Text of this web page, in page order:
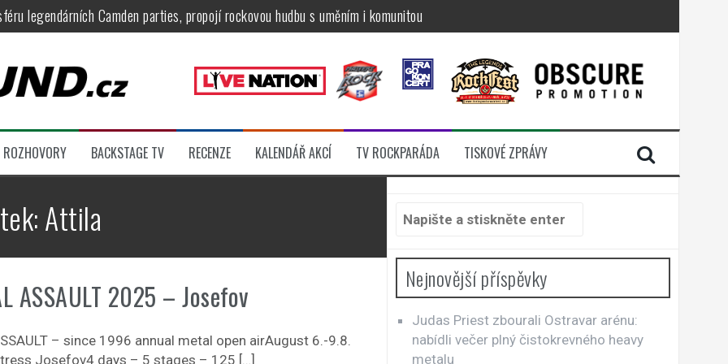
legendárních Camden parties, propojí rockovou hudbu s uměním i komunitou
zámeckou zahradu ovládli Dymytry, Krucipüsk, Tublatanka i Visací zámek
a Moonlight Haze probudili i poslední spáče, Freedom Call rozdávali radost
večer plný čistokrevného heavy metalu
ROZHOVORY BACKSTAGE TV RECENZE KALENDÁŘ AKCÍ TV ROCKPARÁDA TISKOVÉ ZPRÁVY
Attila
ASSAULT 2025 – Josefov
– since 1996 annual metal open airAugust 6.-9.8.
Josefov4 days – 5 stages – 125 […]
Hledat:
Nejnovější příspěvky
Judas Priest zbourali Ostravar arénu:
nabídli večer plný čistokrevného heavy
metalu